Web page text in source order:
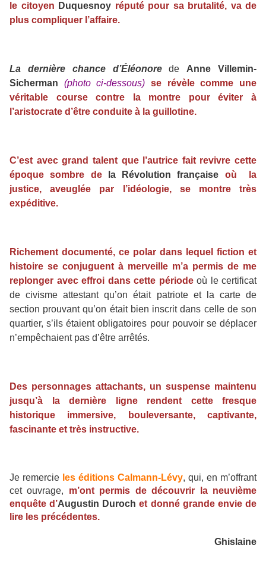
le citoyen Duquesnoy réputé pour sa brutalité, va de
plus compliquer l’affaire.
La dernière chance d’Éléonorede Anne Villemin-
Sicherman (photo ci-dessous) se révèle comme une
véritable course contre la montre pour éviter à
l’aristocrate d’être conduite à la guillotine.
C’est avec grand talent que l’autrice fait revivre cette
époque sombre de
la Révolution française
où la
justice, aveuglée par l’idéologie, se montre très
expéditive.
Richement documenté, ce polar dans lequel fiction et
histoire se conjuguent à merveille m’a permis de me
replonger avec effroi dans cette périodeoù le certificat
de civisme attestant qu’on était patriote et la carte de
section prouvant qu’on était bien inscrit dans celle de son
quartier, s’ils étaient obligatoires pour pouvoir se déplacer
n’empêchaient pas d’être arrêtés.
Des personnages attachants, un suspense maintenu
jusqu’à la dernière ligne rendent cette fresque
historique immersive, bouleversante, captivante,
fascinante et très instructive.
Je remercie les éditions Calmann-Lévy, qui, en m’offrant
cet ouvrage, m’ont permis de découvrir la neuvième
enquête d’Augustin Duroch et donné grande envie de
lire les précédentes.
Ghislaine